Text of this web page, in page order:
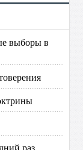
выборы в
раз